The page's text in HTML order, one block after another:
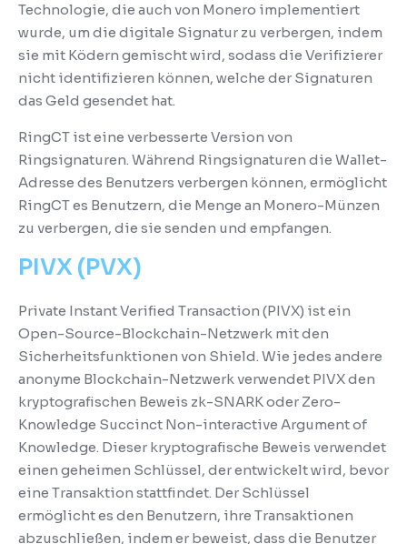
Technologie, die auch von Monero implementiert
wurde, um die digitale Signatur zu verbergen, indem
sie mit Ködern gemischt wird, sodass die Verifizierer
nicht identifizieren können, welche der Signaturen
das Geld gesendet hat.
RingCT ist eine verbesserte Version von
Ringsignaturen. Während Ringsignaturen die Wallet-
Adresse des Benutzers verbergen können, ermöglicht
RingCT es Benutzern, die Menge an Monero-Münzen
zu verbergen, die sie senden und empfangen.
PIVX (PVX)
Private Instant Verified Transaction (PIVX) ist ein
Open-Source-Blockchain-Netzwerk mit den
Sicherheitsfunktionen von Shield. Wie jedes andere
anonyme Blockchain-Netzwerk verwendet PIVX den
kryptografischen Beweis zk-SNARK oder Zero-
Knowledge Succinct Non-interactive Argument of
Knowledge. Dieser kryptografische Beweis verwendet
einen geheimen Schlüssel, der entwickelt wird, bevor
eine Transaktion stattfindet. Der Schlüssel
ermöglicht es den Benutzern, ihre Transaktionen
abzuschließen, indem er beweist, dass die Benutzer